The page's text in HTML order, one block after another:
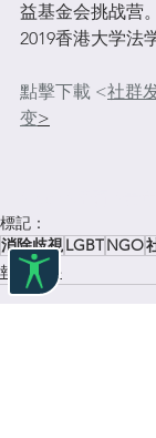
益基金会挑战营。
2019香港大学法
點擊下載 <社群
变>
標記：
消除歧視LGBTNGO
報告文件